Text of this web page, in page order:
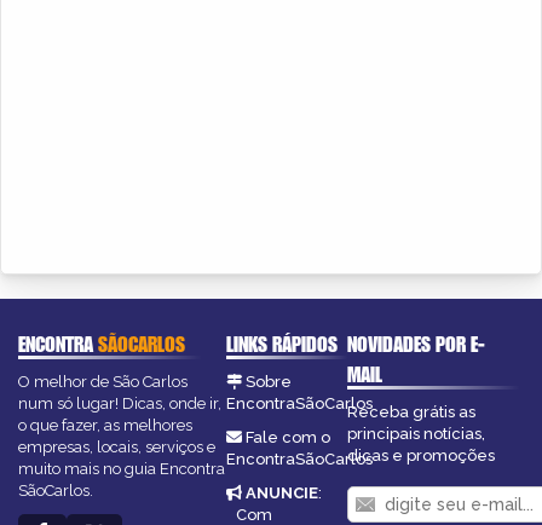
ENCONTRASÃOCARLOS
O melhor de São Carlos
num só lugar! Dicas, onde ir,
o que fazer, as melhores
empresas, locais, serviços e
muito mais no guia Encontra
SãoCarlos.
LINKS RÁPIDOS
Sobre
EncontraSãoCarlos
Fale com o
EncontraSãoCarlos
ANUNCIE:
Com
NOVIDADES POR E-
MAIL
Receba grátis as
principais notícias,
dicas e promoções